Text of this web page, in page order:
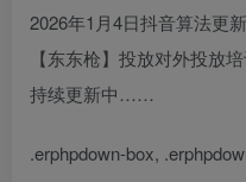
2026年1月4日抖音算法更
【东东枪】投放对外投放
持续更新中……
.erphpdown-box,